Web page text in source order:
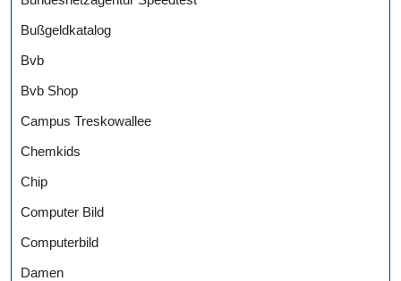
Bußgeldkatalog
Bvb
Bvb Shop
Campus Treskowallee
Chemkids
Chip
Computer Bild
Computerbild
Damen